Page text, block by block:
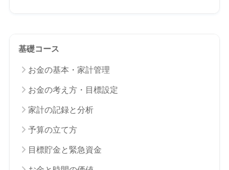
基礎コース
お金の基本・家計管理
お金の考え方・目標設定
家計の記録と分析
予算の立て方
目標貯金と緊急資金